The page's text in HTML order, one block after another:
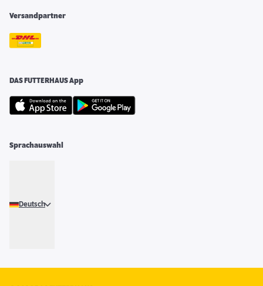
Versandpartner
DAS FUTTERHAUS App
Sprachauswahl
Deutsch